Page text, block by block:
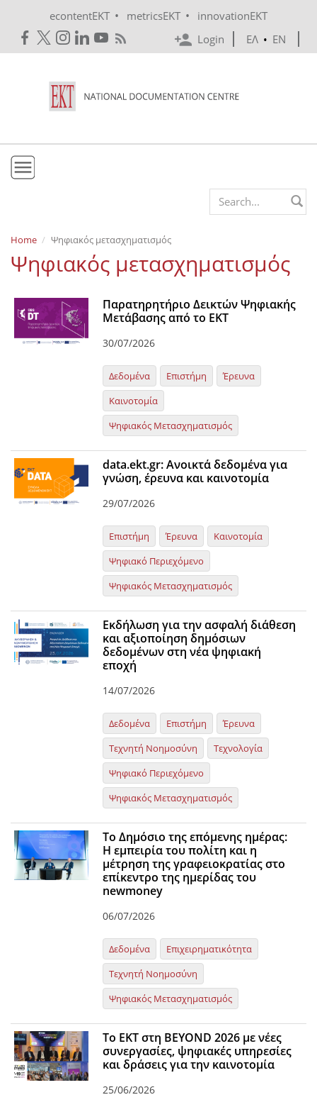
econtentEKT • metricsEKT •
innovationEKT
Login
ΕΛ • EN
Mission & Vision
Policies
e-Infrastructure
Organisational Structure
Publications
Publications for R&D Metrics & Indicators
Publications for Libraries
Informational Publications
News & Information
News
"Innovation, Research & Technology" magazine
Telephone & email Directory
Access to EKT
Search form
Home Ψηφιακός μετασχηματισμός
Ψηφιακός μετασχηματισμός
Παρατηρητήριο Δεικτών Ψηφιακής
Μετάβασης από το ΕΚΤ
30/07/2026
Δεδομένα Επιστήμη
Έρευνα
Καινοτομία
Ψηφιακός Μετασχηματισμός
data.ekt.gr: Ανοικτά δεδομένα για
γνώση, έρευνα και καινοτομία
29/07/2026
Επιστήμη Έρευνα
Καινοτομία
Ψηφιακό Περιεχόμενο
Ψηφιακός Μετασχηματισμός
Εκδήλωση για την ασφαλή διάθεση
και αξιοποίηση δημόσιων
δεδομένων στη νέα ψηφιακή
εποχή
14/07/2026
Δεδομένα Επιστήμη
Έρευνα
Τεχνητή Νοημοσύνη
Τεχνολογία
Ψηφιακό Περιεχόμενο
Ψηφιακός Μετασχηματισμός
Το Δημόσιο της επόμενης ημέρας:
Η εμπειρία του πολίτη και η
μέτρηση της γραφειοκρατίας στο
επίκεντρο της ημερίδας του
newmoney
06/07/2026
Δεδομένα
Επιχειρηματικότητα
Τεχνητή Νοημοσύνη
Ψηφιακός Μετασχηματισμός
Το ΕΚΤ στη BEYOND 2026 με νέες
συνεργασίες, ψηφιακές υπηρεσίες
και δράσεις για την καινοτομία
25/06/2026